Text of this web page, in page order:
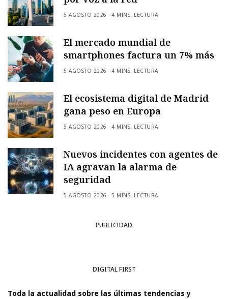
5 AGOSTO 2026 4 MINS. LECTURA
El mercado mundial de
smartphones factura un 7% más
5 AGOSTO 2026 4 MINS. LECTURA
El ecosistema digital de Madrid
gana peso en Europa
5 AGOSTO 2026 4 MINS. LECTURA
Nuevos incidentes con agentes de
IA agravan la alarma de
seguridad
5 AGOSTO 2026 5 MINS. LECTURA
PUBLICIDAD
DIGITAL FIRST
Toda la actualidad sobre las últimas tendencias y